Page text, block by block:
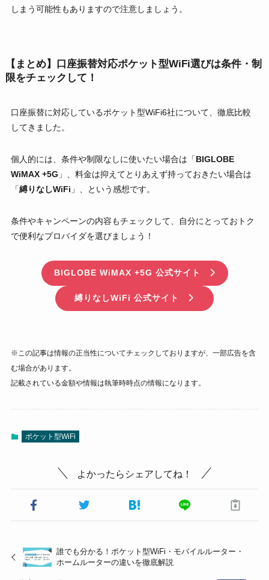
しまう可能性もありますので注意しましょう。
【まとめ】口座振替対応ポケット型WiFi選びは条件・制
限をチェックして！
口座振替に対応しているポケット型WiFi6社について、徹底比較
してきました。
個人的には、条件や制限なしに使いたい場合は「BIGLOBE
WiMAX +5G 」、料金は抑えてとりあえず持っておきたい場合は
「縛りなしWiFi 」、という感想です。
条件やキャンペーンの内容もチェックして、自分にとっておトク
で便利なプロバイダを選びましょう！
BIGLOBE WiMAX +5G 公式サイト
縛りなしWiFi 公式サイト
※この記事は情報の正当性についてチェックしておりますが、一部広告を含
む場合があります。
記載されている金額や情報は執筆時時点の情報になります。
ポケット型WiFi
よかったらシェアしてね！
誰でも分かる！ポケット型WiFi・モバイルルーター・
ホームルーターの違いを徹底解説